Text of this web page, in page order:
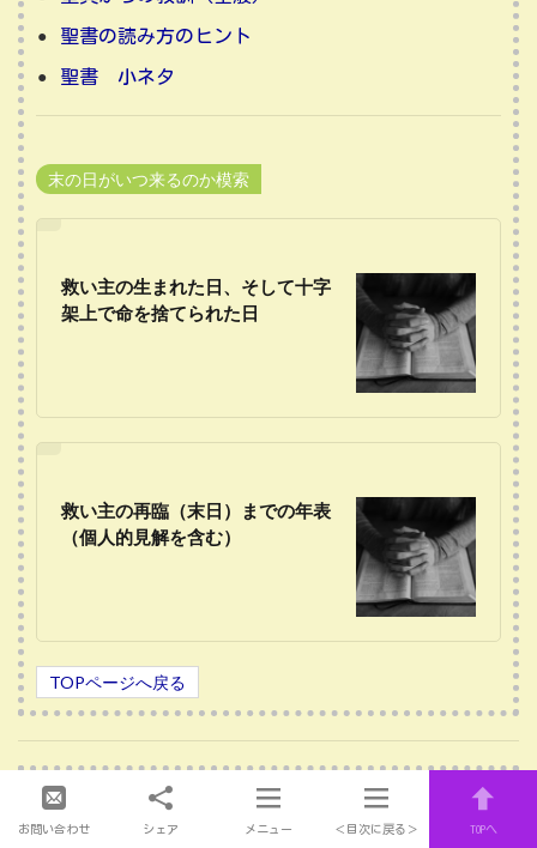
聖書の読み方のヒント
聖書 小ネタ
末の日がいつ来るのか模索
救い主の生まれた日、そして十字
架上で命を捨てられた日
救い主の再臨（末日）までの年表
（個人的見解を含む）
TOPページへ戻る
お問い合わせ シェア メニュー ＜目次に戻る＞ TOPへ